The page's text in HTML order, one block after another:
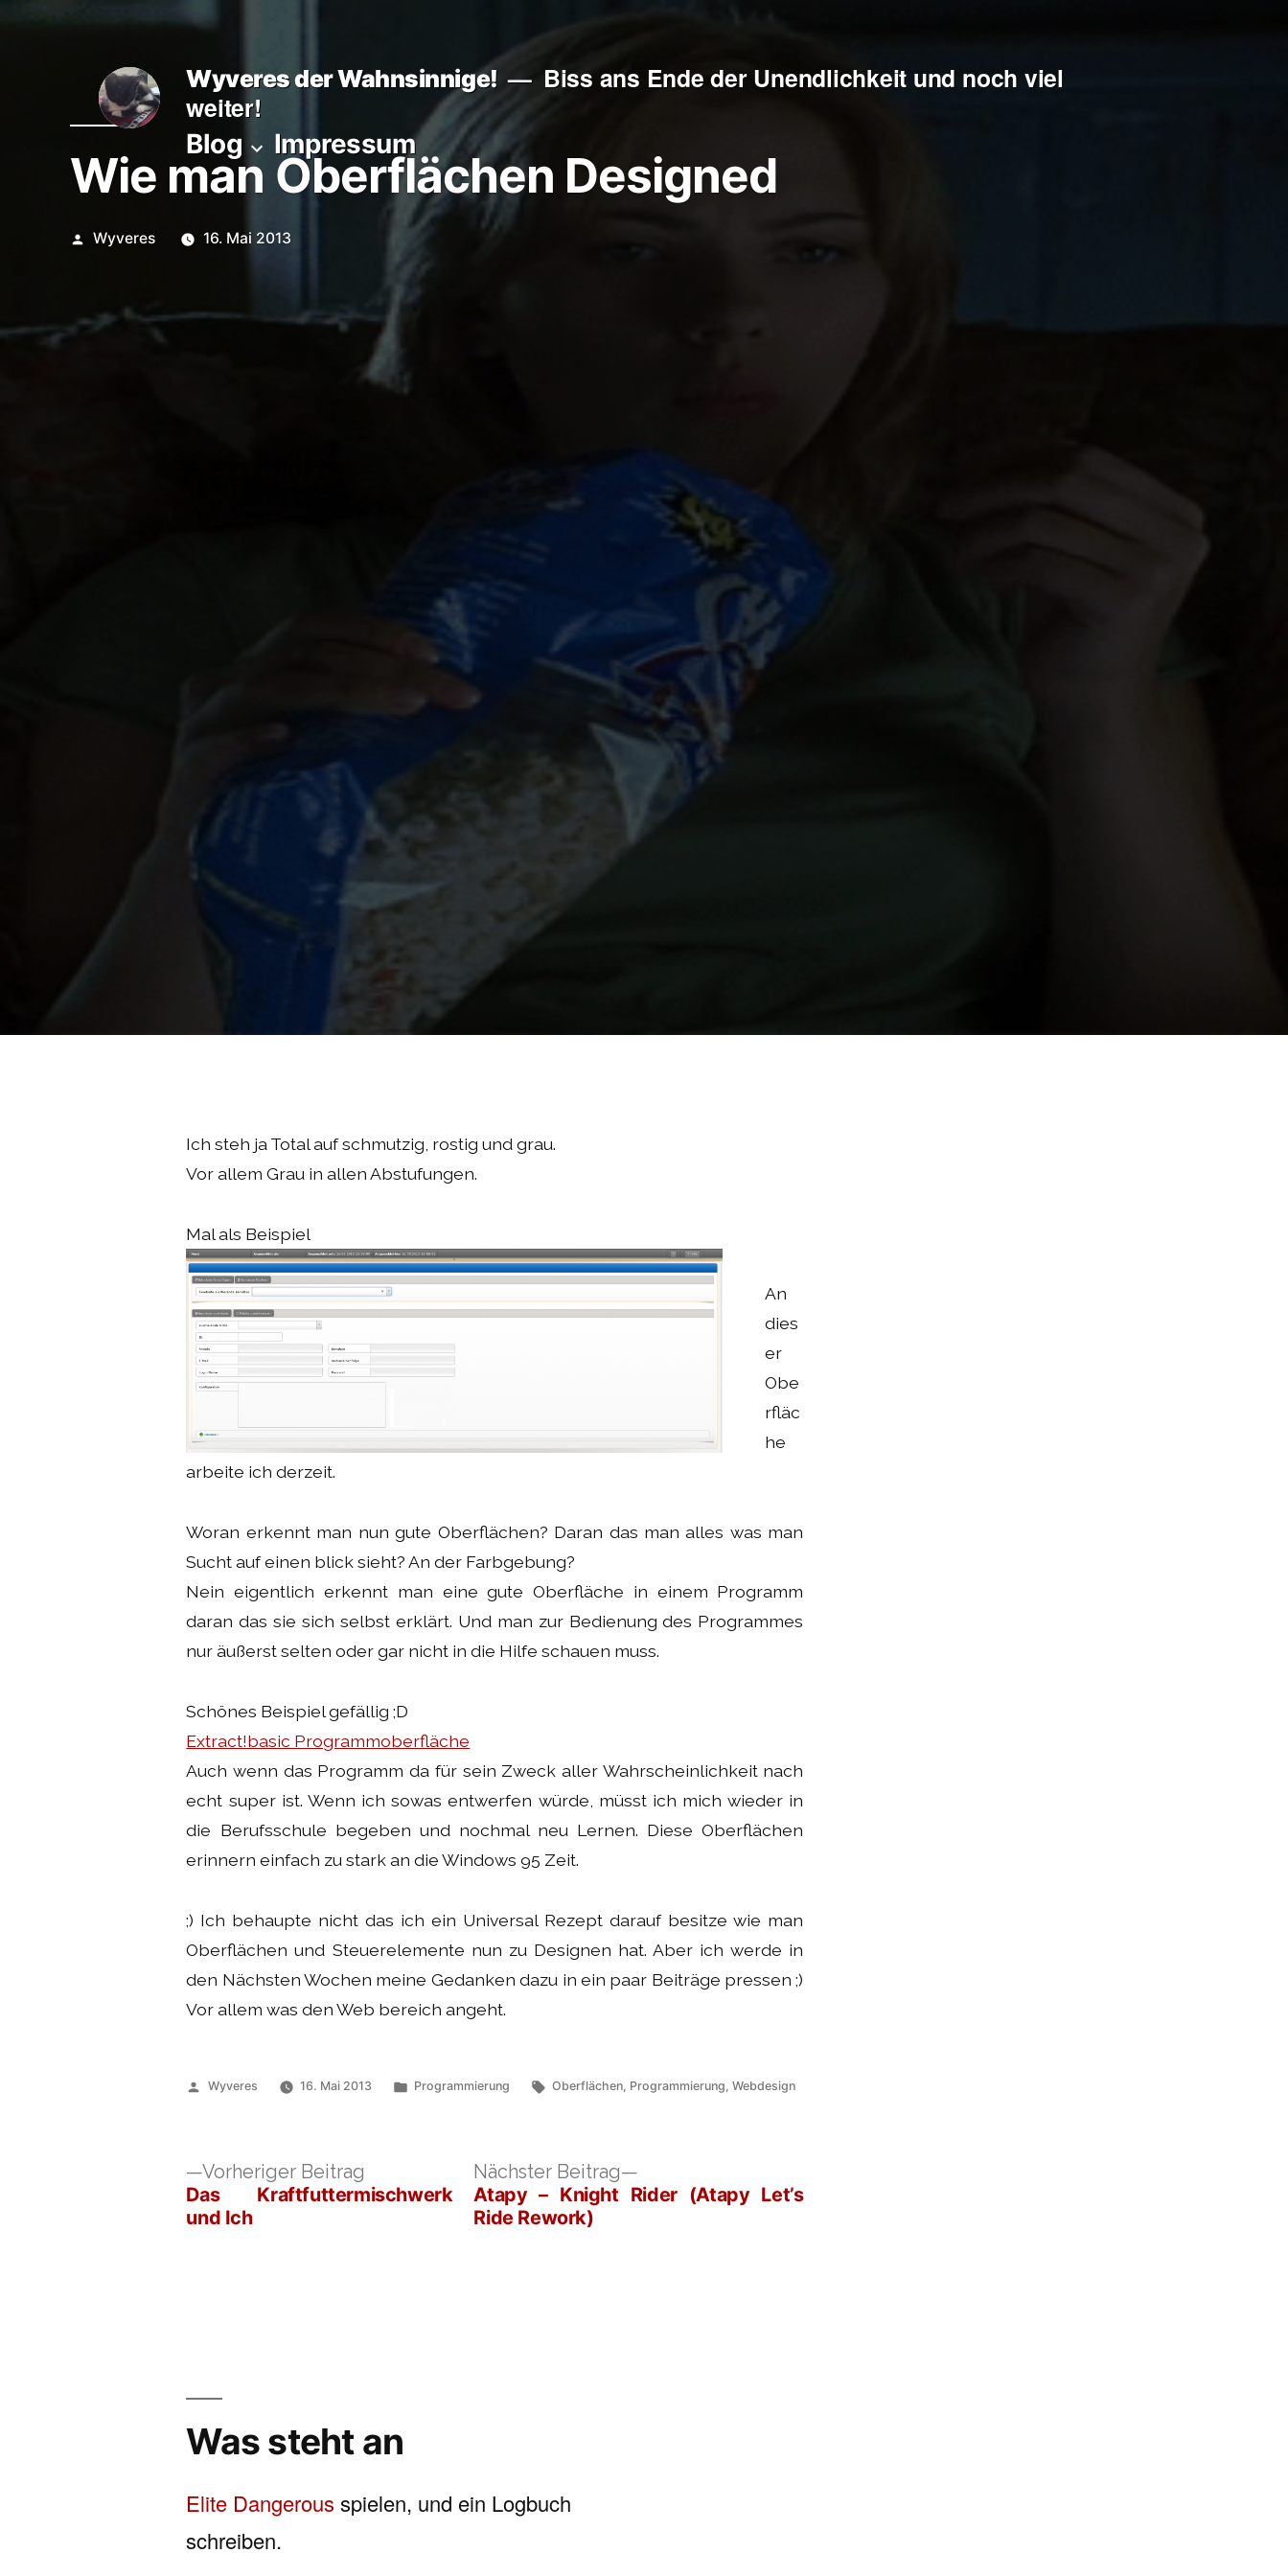
Zum
Wyveres der Wahnsinnige!
Biss ans Ende der Unendlichkeit und noch viel
weiter!
Blog Impressum
Wie man Oberflächen Designed
Veröffentlicht
Wyveres 16. Mai 2013
Ich steh ja Total auf schmutzig, rostig und grau.
Vor allem Grau in allen Abstufungen.
Mal als Beispiel
An
dies
er
Obe
rfläc
he
arbeite ich derzeit.
Woran erkennt man nun gute Oberflächen? Daran das man alles was man
Sucht auf einen blick sieht? An der Farbgebung?
Nein eigentlich erkennt man eine gute Oberfläche in einem Programm
daran das sie sich selbst erklärt. Und man zur Bedienung des Programmes
nur äußerst selten oder gar nicht in die Hilfe schauen muss.
Schönes Beispiel gefällig ;D
Extract!basic Programmoberfläche
Auch wenn das Programm da für sein Zweck aller Wahrscheinlichkeit nach
echt super ist. Wenn ich sowas entwerfen würde, müsst ich mich wieder in
die Berufsschule begeben und nochmal neu Lernen. Diese Oberflächen
erinnern einfach zu stark an die Windows 95 Zeit.
;) Ich behaupte nicht das ich ein Universal Rezept darauf besitze wie man
Oberflächen und Steuerelemente nun zu Designen hat. Aber ich werde in
den Nächsten Wochen meine Gedanken dazu in ein paar Beiträge pressen ;)
Vor allem was den Web bereich angeht.
Veröffentlicht
Wyveres 16. Mai 2013
Veröffentlicht
Programmierung Schlagwörter:
Oberflächen, Programmierung,Webdesign
Beitragsnavigation
Vorheriger Beitrag
Beitrag:
Das Kraftfuttermischwerk
und Ich
Nächster Beitrag
Beitrag:
Atapy – Knight Rider (Atapy Let’s
Ride Rework)
Was steht an
Elite Dangerous spielen, und ein Logbuch
schreiben.